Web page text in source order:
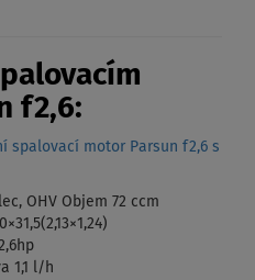
f2,6:
spalovací motor Parsun f2,6 s
OHV Objem 72 ccm
1,1 l/h